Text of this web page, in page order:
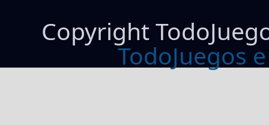
Copyright
TodoJuegos